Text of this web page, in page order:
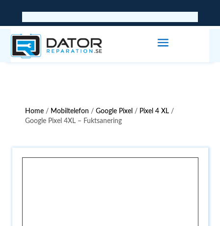
Home / Mobiltelefon /Google Pixel / Pixel 4 XL /
Google Pixel 4XL – Fuktsanering